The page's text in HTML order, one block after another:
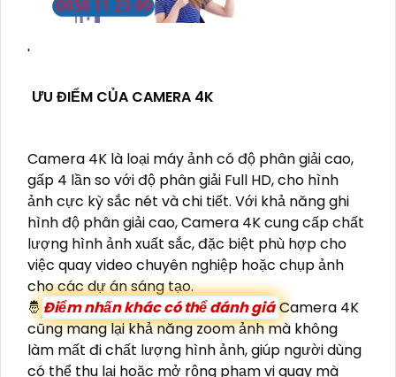
'
ƯU ĐIỂM CỦA CAMERA 4K
Camera 4K là loại máy ảnh có độ phân giải cao,
gấp 4 lần so với độ phân giải Full HD, cho hình
ảnh cực kỳ sắc nét và chi tiết. Với khả năng ghi
hình độ phân giải cao, Camera 4K cung cấp chất
lượng hình ảnh xuất sắc, đặc biệt phù hợp cho
việc quay video chuyên nghiệp hoặc chụp ảnh
cho các dự án sáng tạo.
🤴 Điểm nhấn khác có thể đánh giáCamera 4K
cũng mang lại khả năng zoom ảnh mà không
làm mất đi chất lượng hình ảnh, giúp người dùng
có thể thu lại hoặc mở rộng phạm vi quay mà